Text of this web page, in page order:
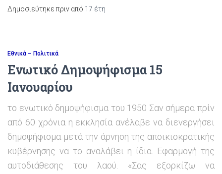
Δημοσιεύτηκε πριν από 17 έτη
Εθνικά – Πολιτικά
Ενωτικό Δημοψήφισμα 15
Ιανουαρίου
το ενωτικό δημοψήφισμα του 1950 Σαν σήμερα πρίν
από 60 χρόνια η εκκλησία ανέλαβε να διενεργήσει
δημοψήφισμα μετά την άρνηση της αποικιοκρατικής
κυβέρνησης να το αναλάβει η ίδια. Εφαρμογή της
αυτοδιάθεσης του λαού. «Σας εξορκίζω να